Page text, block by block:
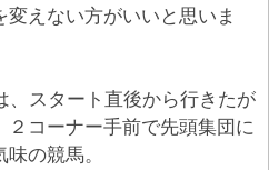
えない方がいいと思いま
、スタート直後から行きたが
２コーナー手前で先頭集団に
の競馬。